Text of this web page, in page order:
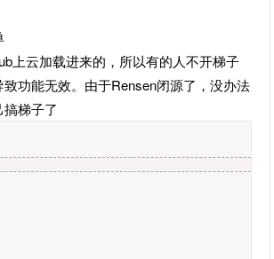
上云加载进来的，所以有的人不开梯子
功能无效。由于Rensen闭源了，没办法
梯子了